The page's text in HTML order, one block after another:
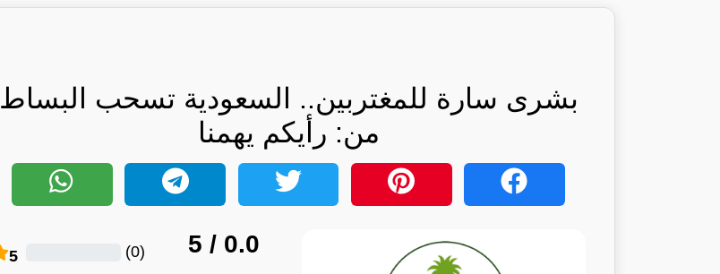
بشرى سارة للمغتربين.. السعودية تسحب البساط
من: رأيكم يهمنا
0.0
/ 5
5 (
0
)